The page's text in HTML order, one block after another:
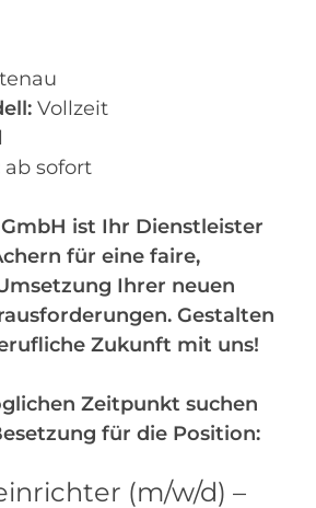
Vollzeit
ab sofort
ist Ihr Dienstleister
für eine faire,
Ihrer neuen
Gestalten
Zukunft mit uns!
Zeitpunkt suchen
für die Position:
(m/w/d) –